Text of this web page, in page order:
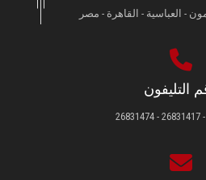
- العباسية - القاهرة - مصر
التليفون